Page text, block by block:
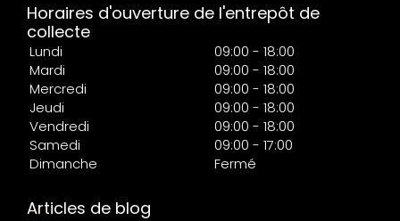
Horaires d'ouverture de l'entrepôt de
collecte
Lundi
09:00 - 18:00
Mardi
09:00 - 18:00
Mercredi
09:00 - 18:00
Jeudi
09:00 - 18:00
Vendredi
09:00 - 18:00
Samedi
09:00 - 17:00
Dimanche
Fermé
Articles de blog